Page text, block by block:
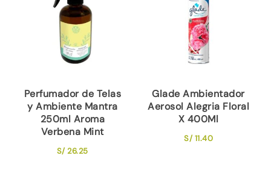
Perfumador de Telas
y Ambiente Mantra
250ml Aroma
Verbena Mint
S/26.25
Glade Ambientador
Aerosol Alegria Floral
X 400Ml
S/11.40